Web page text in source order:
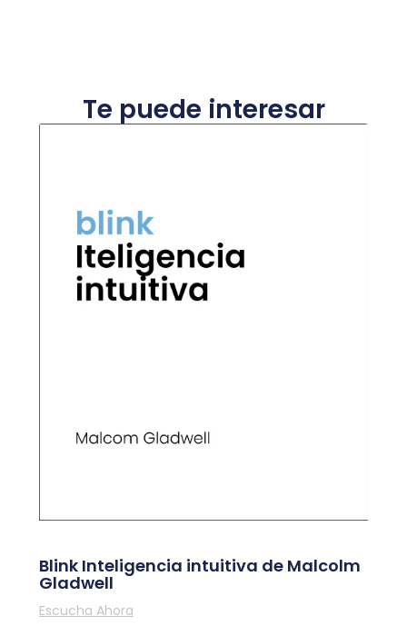
Te puede interesar
Blink Inteligencia intuitiva de Malcolm
Gladwell
Escucha Ahora